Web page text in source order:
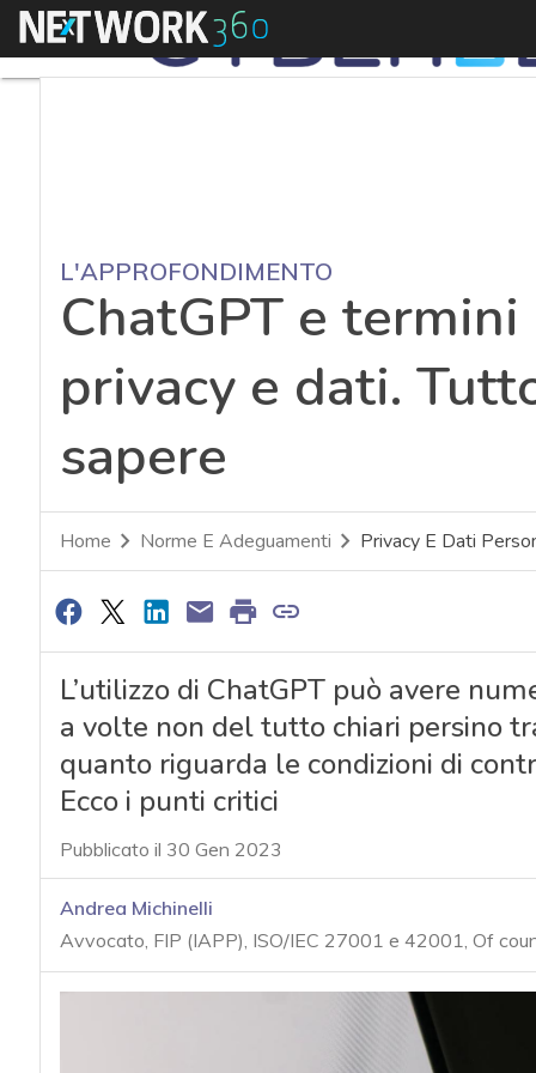
Menu
L'APPROFONDIMENTO
ChatGPT e
privacy e dati.
sapere
Home Norme E Adeguamenti Privacy E Dati
L’utilizzo di ChatGPT può avere
a volte non del tutto chiari persino
quanto riguarda le condizioni di
Ecco i punti critici
Pubblicato il 30 Gen 2023
Andrea Michinelli
Avvocato, FIP (IAPP), ISO/IEC 27001 e 42001, Of